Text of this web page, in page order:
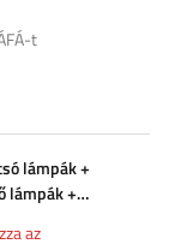
t
lámpák +
lámpák +
az